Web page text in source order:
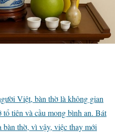
Việt, bàn thờ là không gian
tiên và cầu mong bình an. Bát
bàn thờ, vì vậy, việc thay mới